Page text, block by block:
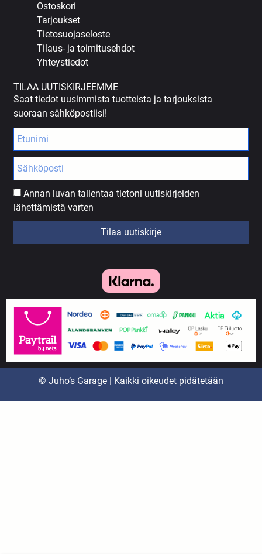
Ostoskori
Tarjoukset
Tietosuojaseloste
Tilaus- ja toimitusehdot
Yhteystiedot
TILAA UUTISKIRJEEMME
Saat tiedot uusimmista tuotteista ja tarjouksista
suoraan sähköpostiisi!
Annan luvan tallentaa tietoni uutiskirjeiden
lähettämistä varten
Tilaa uutiskirje
© Juho’s Garage | Kaikki oikeudet pidätetään